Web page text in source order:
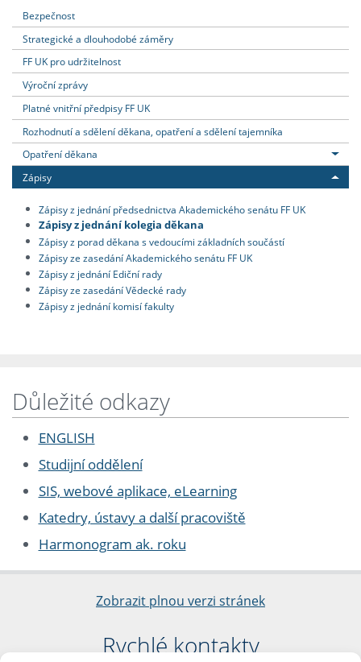
Bezpečnost
Strategické a dlouhodobé záměry
FF UK pro udržitelnost
Výroční zprávy
Platné vnitřní předpisy FF UK
Rozhodnutí a sdělení děkana, opatření a sdělení tajemníka
Opatření děkana
Zápisy
Zápisy z jednání předsednictva Akademického senátu FF UK
Zápisy z jednání kolegia děkana
Zápisy z porad děkana s vedoucími základních součástí
Zápisy ze zasedání Akademického senátu FF UK
Zápisy z jednání Ediční rady
Zápisy ze zasedání Vědecké rady
Zápisy z jednání komisí fakulty
Důležité odkazy
ENGLISH
Studijní oddělení
SIS, webové aplikace, eLearning
Katedry, ústavy a další pracoviště
Harmonogram ak. roku
Zobrazit plnou verzi stránek
Rychlé kontakty